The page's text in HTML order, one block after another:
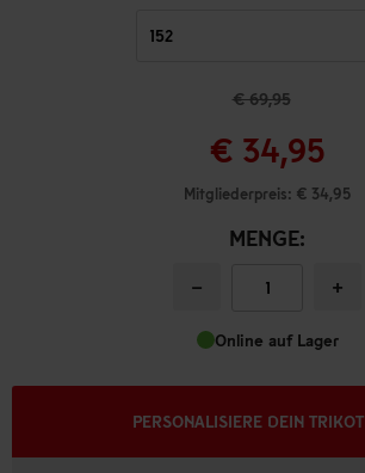
€ 69,95
€ 34,95
Mitgliederpreis: € 34,95
MENGE:
− +
Online auf Lager
PERSONALISIERE DEIN TRIKOT